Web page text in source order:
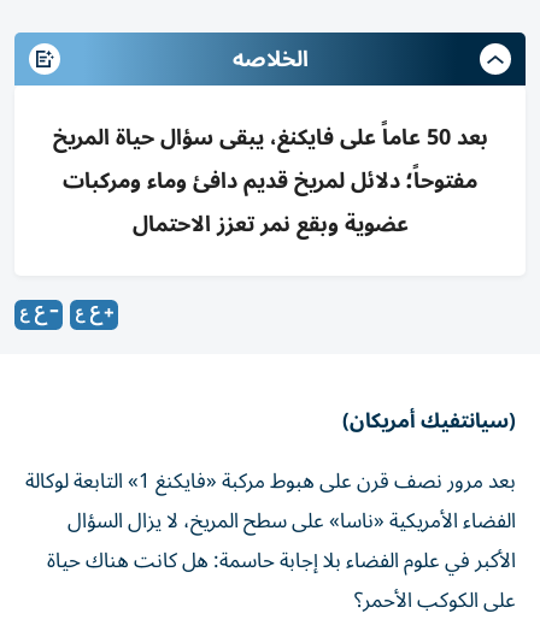
الخلاصه
بعد 50 عاماً على فايكنغ، يبقى سؤال حياة المريخ
مفتوحاً؛ دلائل لمريخ قديم دافئ وماء ومركبات
عضوية وبقع نمر تعزز الاحتمال
(سيانتفيك أمريكان)
الفضاء الأمريكية «ناسا» على سطح المريخ، لا يزال السؤال
الأكبر في علوم الفضاء بلا إجابة حاسمة: هل كانت هناك حياة
على الكوكب الأحمر؟